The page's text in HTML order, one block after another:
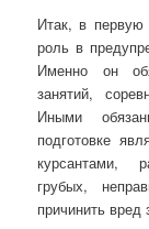
Итак, в первую
роль в
Именно он
занятий,
Иными
подготовке
курсантами,
грубых,
причинить